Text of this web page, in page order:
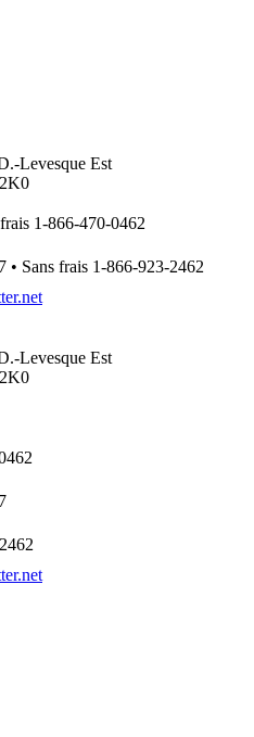
Levesque Est
1-866-470-0462
• Sans frais 1-866-923-2462
Levesque Est